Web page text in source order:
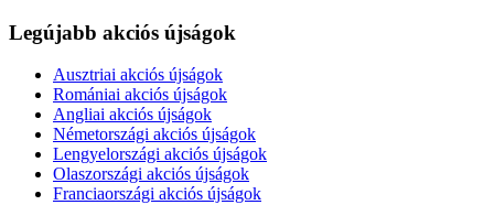
Legújabb akciós újságok
Ausztriai akciós újságok
Romániai akciós újságok
Angliai akciós újságok
Németországi akciós újságok
Lengyelországi akciós újságok
Olaszországi akciós újságok
Franciaországi akciós újságok